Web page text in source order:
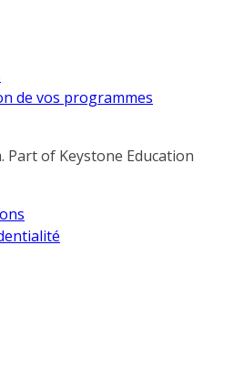
de vos programmes
Part of Keystone Education